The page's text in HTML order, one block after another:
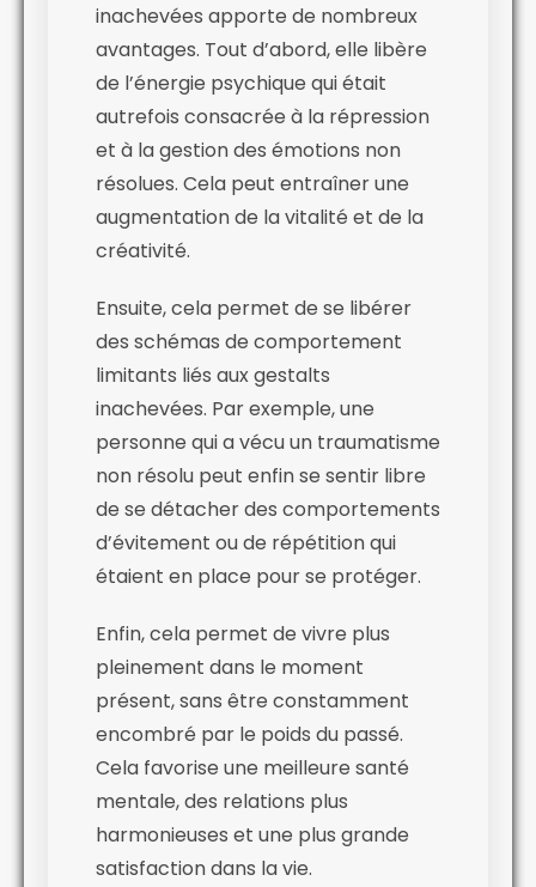
inachevées apporte de nombreux
avantages. Tout d’abord, elle libère
de l’énergie psychique qui était
autrefois consacrée à la répression
et à la gestion des émotions non
résolues. Cela peut entraîner une
augmentation de la vitalité et de la
créativité.
Ensuite, cela permet de se libérer
des schémas de comportement
limitants liés aux gestalts
inachevées. Par exemple, une
personne qui a vécu un traumatisme
non résolu peut enfin se sentir libre
de se détacher des comportements
d’évitement ou de répétition qui
étaient en place pour se protéger.
Enfin, cela permet de vivre plus
pleinement dans le moment
présent, sans être constamment
encombré par le poids du passé.
Cela favorise une meilleure santé
mentale, des relations plus
harmonieuses et une plus grande
satisfaction dans la vie.